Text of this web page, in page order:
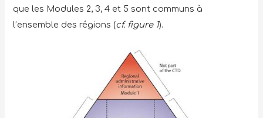
que les Modules 2, 3, 4 et 5 sont communs à
l’ensemble des régions (cf. figure 1).